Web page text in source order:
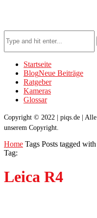
Startseite
BlogNeue Beiträge
Ratgeber
Kameras
Glossar
Copyright © 2022 | piqs.de |
unserem Copyright.
Home Tags Posts tagged
Tag:
Leica R4